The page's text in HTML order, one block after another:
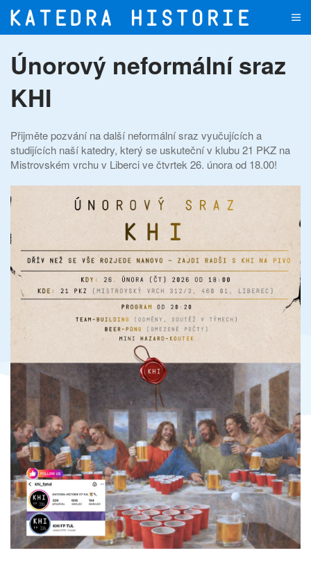
Přejít na hlavní obsah
Únorový neformální sraz
KHI
Přijměte pozvání na další neformální sraz vyučujících a
studijících naší katedry, který se uskuteční v klubu 21 PKZ na
Mistrovském vrchu v Liberci ve čtvrtek 26. února od 18.00!